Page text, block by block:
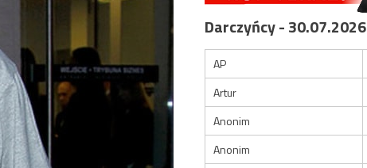
Darczyńcy - 30.07.2026
AP
Artur
Anonim
Anonim